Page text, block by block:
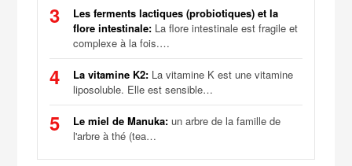
3
Les ferments lactiques (probiotiques) et la
flore intestinale: La flore intestinale est fragile et
complexe à la fois.…
4 La vitamine K2: La vitamine K est une vitamine
liposoluble. Elle est sensible…
5 Le miel de Manuka: un arbre de la famille de
l'arbre à thé (tea…